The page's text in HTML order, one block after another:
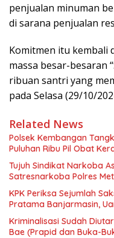
penjualan minuman
di sarana penjualan
Komitmen itu kembali
massa besar-besaran
ribuan santri yang
pada Selasa (29/10/
Related News
Polsek Kembangan
Puluhan Ribu Pil Obat
Tujuh Sindikat Narkoba
Satresnarkoba Polres
KPK Periksa Sejumlah
Pratama Banjarmasin,
Kriminalisasi Sudah
Bae (Prapid dan Buka-